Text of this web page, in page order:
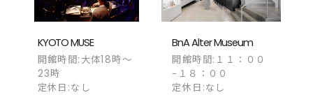
KYOTO MUSE
開館時間:大体18時～
23時
定休日:なし
BnA Alter Museum
開館時間:１１：００
−１８：００
定休日:なし